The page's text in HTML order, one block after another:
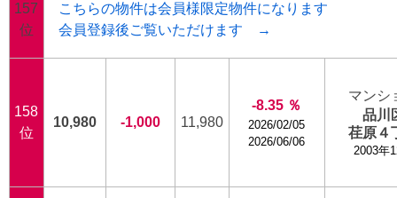
157
位
こちらの物件は会員様限定物件になります
会員登録後ご覧いただけます →
158
位
10,980 -1,000 11,980
-8.35 ％
2026/02/05
2026/06/06
マンシ
品川
荏原４
2003年